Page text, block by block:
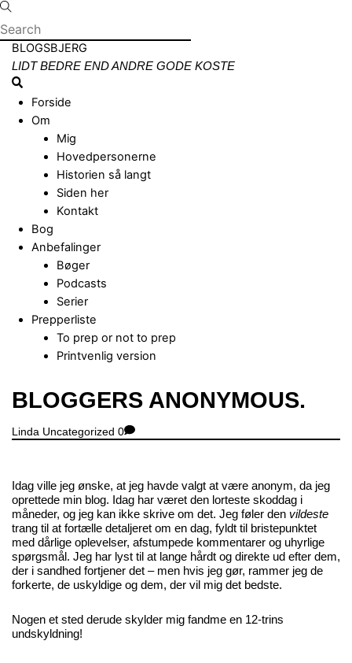
Skip
to
content
Menu
BLOGSBJERG
LIDT BEDRE END ANDRE GODE KOSTE
Search
Forside
Om
Mig
Hovedpersonerne
Historien så langt
Siden her
Kontakt
Bog
Anbefalinger
Bøger
Podcasts
Serier
Prepperliste
To prep or not to prep
Printvenlig version
Close
Menu
BLOGGERS ANONYMOUS.
Linda Uncategorized 0
Idag ville jeg ønske, at jeg havde valgt at være anonym, da jeg
oprettede min blog. Idag har været den lorteste skoddag i
måneder, og jeg kan ikke skrive om det. Jeg føler den vildeste
trang til at fortælle detaljeret om en dag, fyldt til bristepunktet
med dårlige oplevelser, afstumpede kommentarer og uhyrlige
spørgsmål. Jeg har lyst til at lange hårdt og direkte ud efter dem,
der i sandhed fortjener det – men hvis jeg gør, rammer jeg de
forkerte, de uskyldige og dem, der vil mig det bedste.
Nogen et sted derude skylder mig fandme en 12-trins
undskyldning!